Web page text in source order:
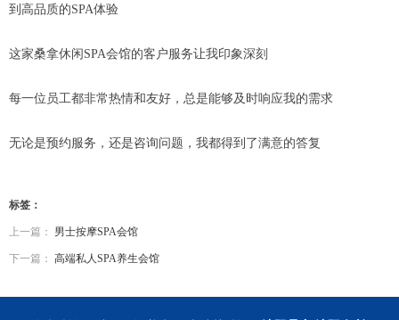
到高品质的SPA体验
这家桑拿休闲SPA会馆的客户服务让我印象深刻
每一位员工都非常热情和友好，总是能够及时响应我的需求
无论是预约服务，还是咨询问题，我都得到了满意的答复
标签：
上一篇： 男士按摩SPA会馆
下一篇： 高端私人SPA养生会馆